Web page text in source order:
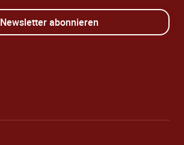
Newsletter abonnieren